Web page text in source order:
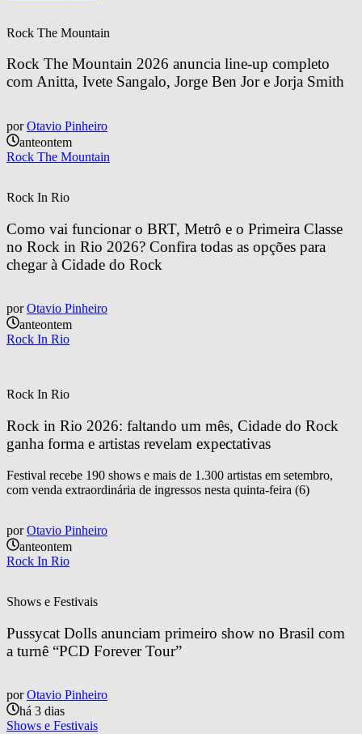
Rock The Mountain
Rock The Mountain 2026 anuncia line-up completo
com Anitta, Ivete Sangalo, Jorge Ben Jor e Jorja Smith
por Otavio Pinheiro
anteontem
Rock The Mountain
Rock In Rio
Como vai funcionar o BRT, Metrô e o Primeira Classe
no Rock in Rio 2026? Confira todas as opções para
chegar à Cidade do Rock
por Otavio Pinheiro
anteontem
Rock In Rio
Rock In Rio
Rock in Rio 2026: faltando um mês, Cidade do Rock
ganha forma e artistas revelam expectativas
Festival recebe 190 shows e mais de 1.300 artistas em setembro,
com venda extraordinária de ingressos nesta quinta-feira (6)
por Otavio Pinheiro
anteontem
Rock In Rio
Shows e Festivais
Pussycat Dolls anunciam primeiro show no Brasil com
a turnê “PCD Forever Tour”
por Otavio Pinheiro
há 3 dias
Shows e Festivais